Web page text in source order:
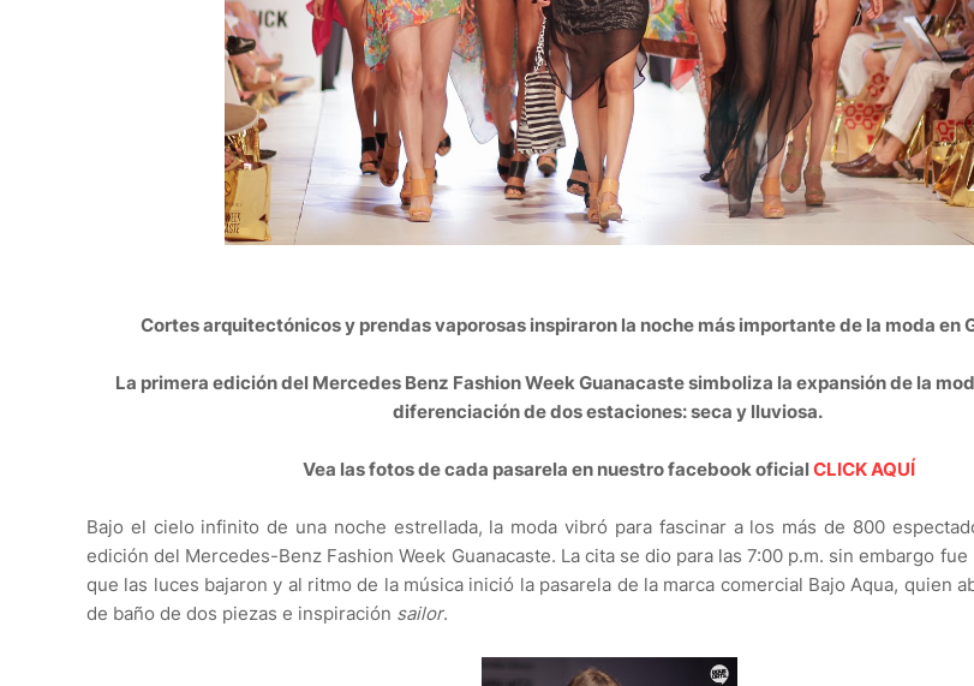
Cortes arquitectónicos y prendas vaporosas inspiraron la noche más importante de la moda en
La primera edición del Mercedes Benz Fashion Week Guanacaste simboliza la expansión de la
diferenciación de dos estaciones: seca y lluviosa.
Vea las fotos de cada pasarela en nuestro facebook oficialCLICK AQUÍ
Bajo el cielo infinito de una noche estrellada, la moda vibró para fascinar a los más de 800
edición del Mercedes-Benz Fashion Week Guanacaste. La cita se dio para las 7:00 p.m. sin embargo fue
que las luces bajaron y al ritmo de la música inició la pasarela de la marca comercial Bajo Aqua, quien
de baño de dos piezas e inspiración sailor.